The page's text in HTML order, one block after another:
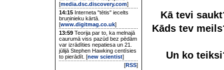
[media.dsc.discovery.com]
14:15 Interneta "tētis" iecelts
bruņinieku kārtā.
[www.digitmag.co.uk]
13:59 Teorija par to, ka melnajā
caurumā viss pazūd bez pēdām
var izrādīties nepatiesa un 21.
jūlijā Stephen Hawking centīsies
to pierādīt. [new scientist]
[RSS]
Kā tevi
Kāds tev
Un ko